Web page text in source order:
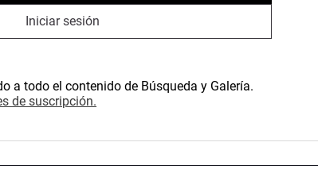
Iniciar sesión
a todo el contenido de Búsqueda y Galería.
de suscripción.